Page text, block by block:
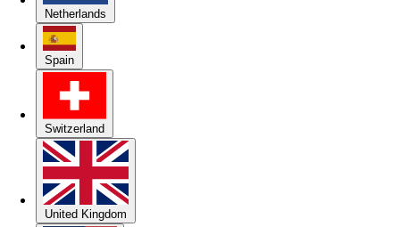
Netherlands
Spain
Switzerland
United Kingdom